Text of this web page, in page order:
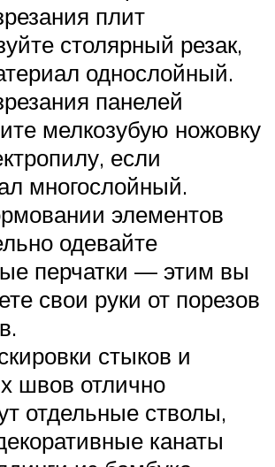
плит
столярный резак,
однослойный.
панелей
мелкозубую ножовку
если
многослойный.
элементов
одевайте
перчатки — этим вы
свои руки от порезов
стыков и
швов отлично
отдельные стволы,
канаты